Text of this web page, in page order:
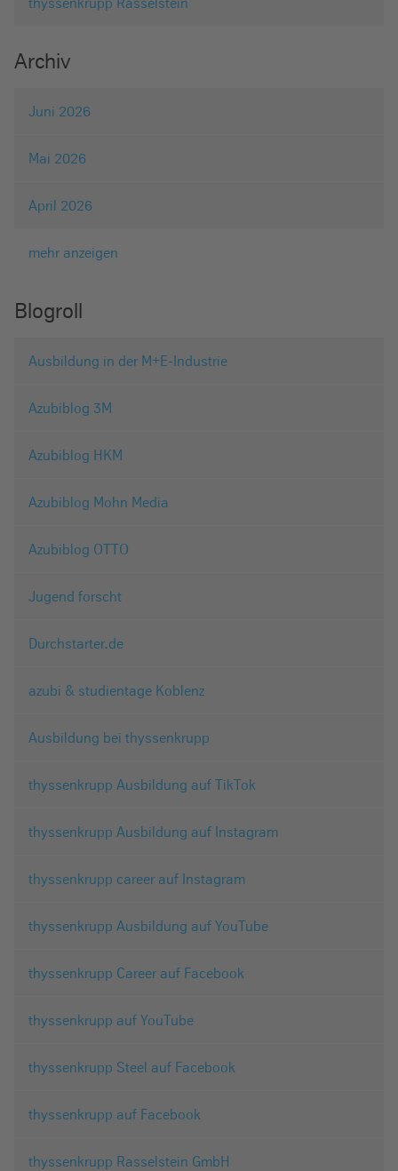
Archiv
Juni 2026
Mai 2026
April 2026
mehr anzeigen
Blogroll
Ausbildung in der M+E-Industrie
Azubiblog 3M
Azubiblog HKM
Azubiblog Mohn Media
Azubiblog OTTO
Jugend forscht
Durchstarter.de
azubi & studientage Koblenz
Ausbildung bei thyssenkrupp
thyssenkrupp Ausbildung auf TikTok
thyssenkrupp Ausbildung auf Instagram
thyssenkrupp career auf Instagram
thyssenkrupp Ausbildung auf YouTube
thyssenkrupp Career auf Facebook
thyssenkrupp auf YouTube
thyssenkrupp Steel auf Facebook
thyssenkrupp auf Facebook
thyssenkrupp Rasselstein GmbH